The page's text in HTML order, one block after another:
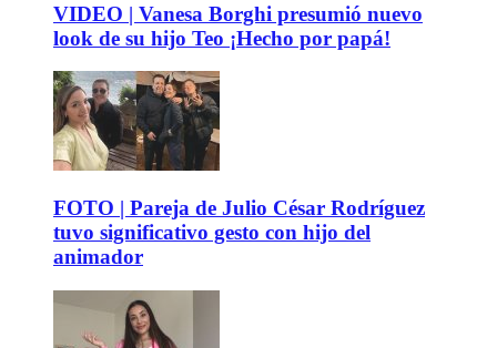
VIDEO | Vanesa Borghi presumió nuevo
look de su hijo Teo ¡Hecho por papá!
FOTO | Pareja de Julio César Rodríguez
tuvo significativo gesto con hijo del
animador